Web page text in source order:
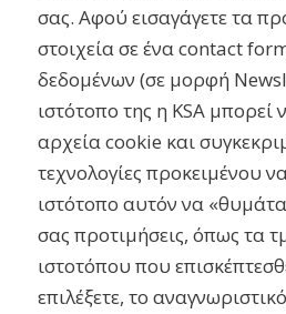
σας. Αφού εισαγάγετε τα
στοιχεία σε ένα contact
δεδομένων (σε μορφή
ιστότοπο της η KSA μπορεί
αρχεία cookie και
τεχνολογίες προκειμένου
ιστότοπο αυτόν να
σας προτιμήσεις, όπως τα
ιστοτόπου που
επιλέξετε, το